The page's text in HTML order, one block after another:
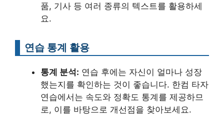
품, 기사 등 여러 종류의 텍스트를 활용하세
요.
연습 통계 활용
통계 분석: 연습 후에는 자신이 얼마나 성장
했는지를 확인하는 것이 좋습니다. 한컴 타자
연습에서는 속도와 정확도 통계를 제공하므
로, 이를 바탕으로 개선점을 찾아보세요.